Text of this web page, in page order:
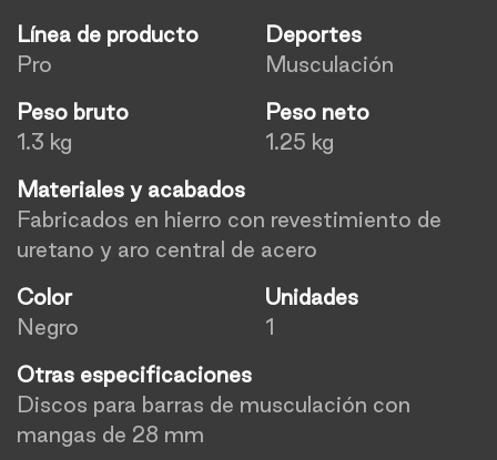
Línea de producto
Pro
Deportes
Musculación
Peso bruto
1.3 kg
Peso neto
1.25 kg
Materiales y acabados
Fabricados en hierro con revestimiento de
uretano y aro central de acero
Color
Negro
Unidades
1
Otras especificaciones
Discos para barras de musculación con
mangas de 28 mm